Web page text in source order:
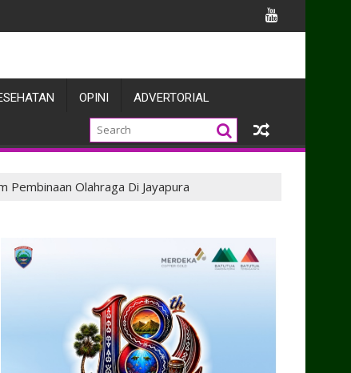
OPINI ADVERTORIAL
Pembinaan Olahraga Di Jayapura